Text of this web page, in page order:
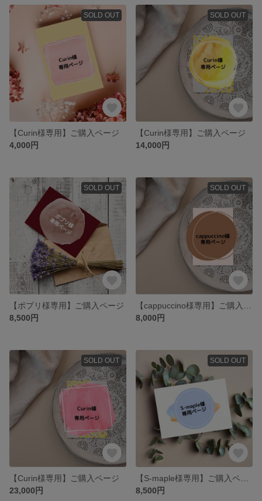
SOLD OUT
【Curin様専用】ご購入ページ
4,000円
SOLD OUT
【Curin様専用】ご購入ページ
14,000円
SOLD OUT
【ポプリ様専用】ご購入ページ
8,500円
SOLD OUT
8,000円
SOLD OUT
【Curin様専用】ご購入ページ
23,000円
SOLD OUT
8,500円